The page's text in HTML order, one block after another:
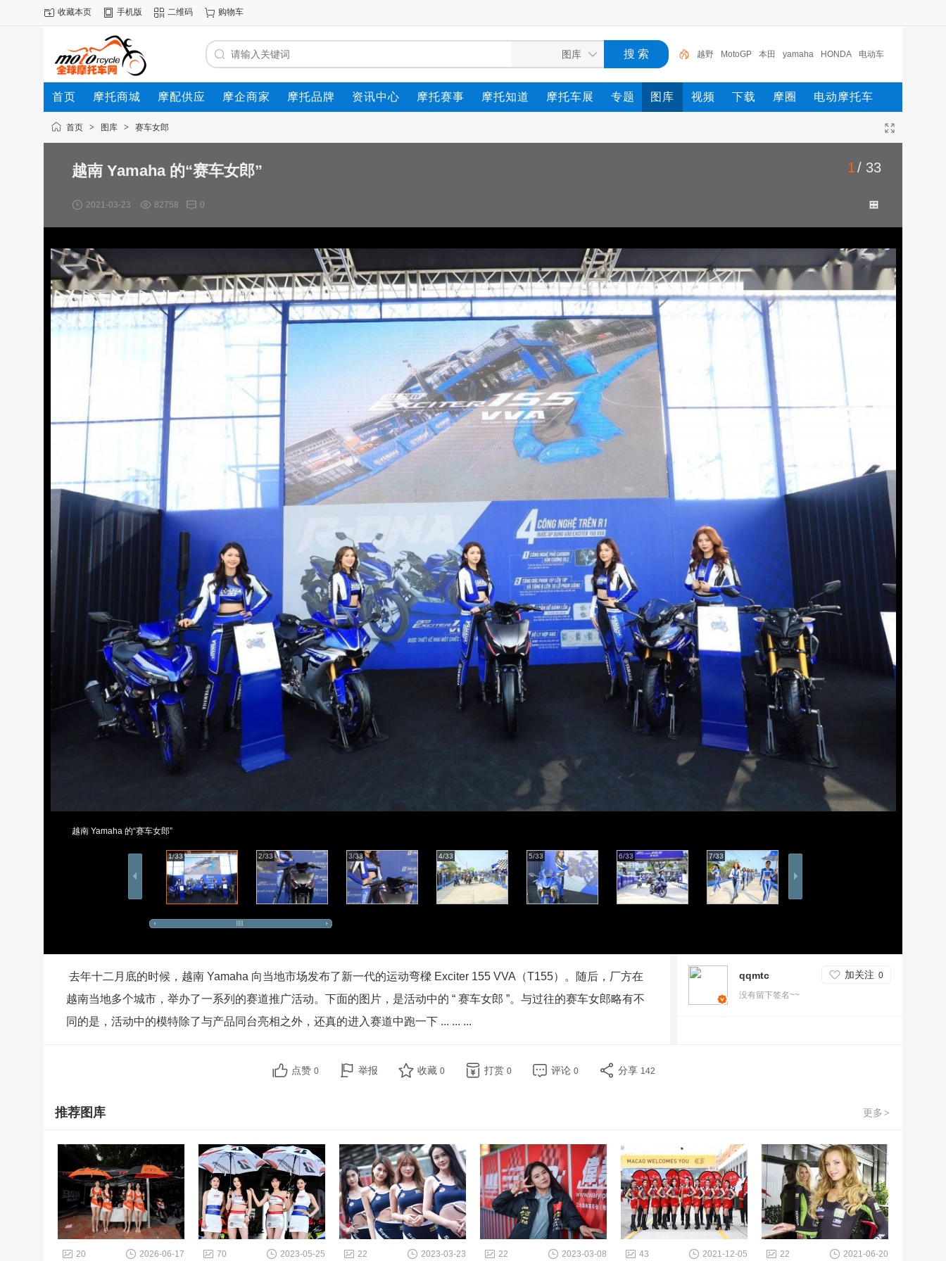
收藏本页 手机版 二维码 购物车
越野 MotoGP 本田 yamaha HONDA 电动车
达喀尔拉力赛 大 图 摩托车
首页 摩托商城 摩配供应 摩企商家 摩托品牌 资讯中心 摩托赛事 摩托知道 摩托车展 专题 图库 视频 下载 摩圈 电动摩托车
动态首页 > 图库 > 赛车女郎
1/ 33
越南 Yamaha 的“赛车女郎”
2021-03-23 82758 0
越南 Yamaha 的“赛车女郎”
1/33 2/33 3/33 4/33 5/33 6/33 7/33
去年十二月底的时候，越南 Yamaha 向当地市场发布了新一代的运动弯樑 Exciter 155 VVA（T155）。
随后，厂方在
越南当地多个城市，举办了一系列的赛道推广活动。下面的图片，是活动中的 “ 赛车女郎 ”。与过往的赛车女郎略有不
同的是，活动中的模特除了与产品同台亮相之外，还真的进入赛道中跑一下 ... ... ...
qqmtc 加关注 0
没有留下签名~~
点赞 0 举报 收藏 0 打赏 0 评论 0 分享 142
更多 >
推荐图库
2026-06-17
20 2023-05-25
70 2023-03-23
22 2023-03-08
22 2021-12-05
43 2021-06-20
22